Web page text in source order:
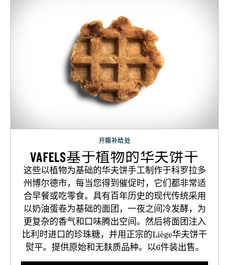
开箱补给处
VAFELS基于植物的华夫饼干
这些以植物为基础的华夫饼手工制作于科罗拉多
州博尔德市，每当您得到催促时，它们都非常适
合早餐或吃零食。具有百年历史的现代传统采用
以奶油蛋卷为基础的面团，一夜之间冷发酵，为
更复杂的香气和口味腾出空间。然后将面团注入
比利时进口的珍珠糖，并用正宗的Liège华夫饼干
熨平。提供原始和无麸质品种。以6件装出售。